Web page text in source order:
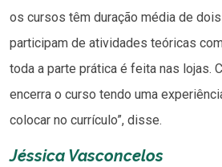
os cursos têm duração média de
participam de atividades teóricas
toda a parte prática é feita nas lojas.
encerra o curso tendo uma
colocar no currículo”, disse.
Jéssica Vasconcelos